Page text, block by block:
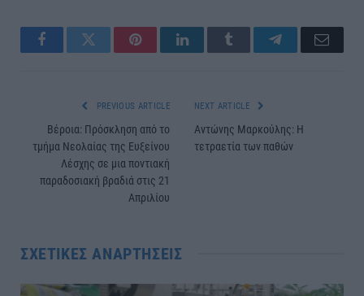
FacebookTwitter PinterestLinkedInTumblr TelegramEmail
PREVIOUS ARTICLE
Βέροια: Πρόσκληση από το
τμήμα Νεολαίας της Ευξείνου
Λέσχης σε μια ποντιακή
παραδοσιακή βραδιά στις 21
Απριλίου
NEXT ARTICLE
Αντώνης Μαρκούλης: Η
τετραετία των παθών
ΣΧΕΤΙΚΈΣ ΑΝΑΡΤΉΣΕΙΣ